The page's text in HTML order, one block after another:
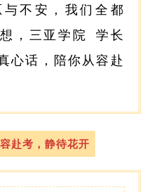
不安，我们全都
， 三亚学院
学长
心话，陪你从容赴
赴考，静待花开